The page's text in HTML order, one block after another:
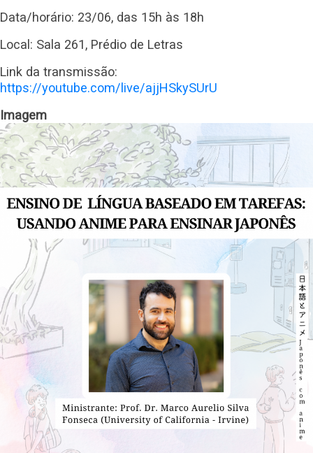
Data/horário: 23/06, das 15h às 18h
Local: Sala 261, Prédio de Letras
Link da transmissão:
https://youtube.com/live/ajjHSkySUrU
Imagem